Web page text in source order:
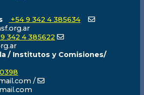
+54 9 342 4 385634
342 4 385622
/ Institutos y Comisiones/
/